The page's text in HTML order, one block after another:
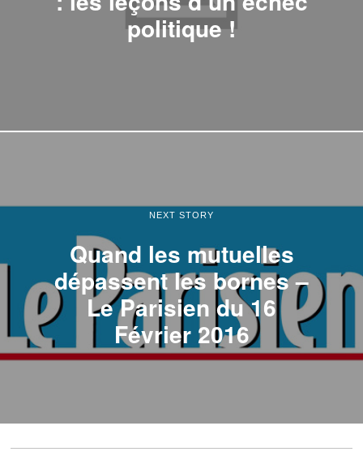
politique !
NEXT STORY
Quand les mutuelles
dépassent les bornes –
Le Parisien du 16
Février 2016